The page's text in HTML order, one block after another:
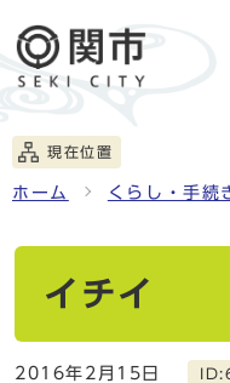
現在位置
ホーム くらし・手続
イチイ
2016年2月15日